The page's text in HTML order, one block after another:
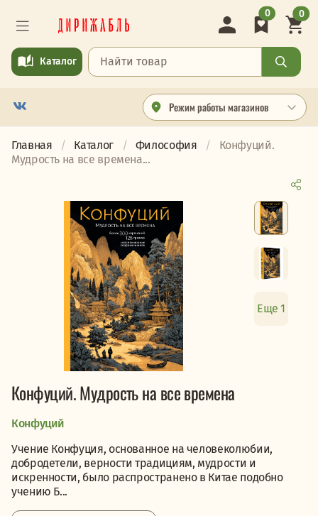
Режим работы магазинов
Каталог
0 0
Главная Каталог Философия
Конфуций.
Мудрость на все времена...
Еще 1
Конфуций. Мудрость на все времена
Конфуций
Учение Конфуция, основанное на человеколюбии,
добродетели, верности традициям, мудрости и
искренности, было распространено в Китае подобно
учению Б...